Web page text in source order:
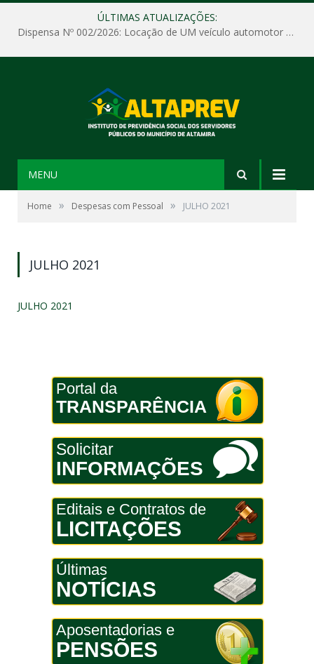
ÚLTIMAS ATUALIZAÇÕES:
Dispensa Nº 002/2026: Locação de UM veículo automotor sem motorista, tipo passeio, com seguro total e quilometragem livre, para atender as demandas operacionais e administrativas do Instituto de Previdência Social dos Servidores Públicos do Município de Altamira – PA – ALTAPREV.
MENU
Home » Despesas com Pessoal » JULHO 2021
JULHO 2021
JULHO 2021
Portal da
TRANSPARÊNCIA
Solicitar
INFORMAÇÕES
Editais e Contratos de
LICITAÇÕES
Últimas
NOTÍCIAS
Aposentadorias e
PENSÕES